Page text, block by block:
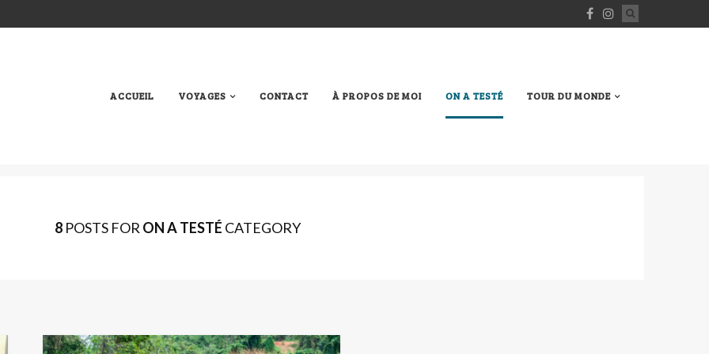
ACCUEIL VOYAGES CONTACT À PROPOS DE MOI ON A TESTÉ TOUR DU MONDE
8POSTS FOR ON A TESTÉ CATEGORY